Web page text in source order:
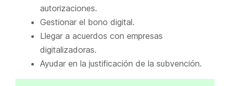
autorizaciones.
Gestionar el bono digital.
Llegar a acuerdos con empresas
digitalizadoras.
Ayudar en la justificación de la subvención.